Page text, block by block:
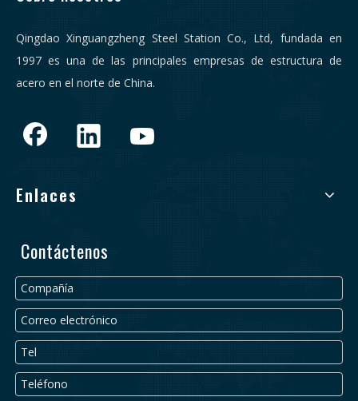
Qingdao Xinguangzheng Steel Station Co., Ltd, fundada en
1997 es una de las principales empresas de estructura de
acero en el norte de China.
Enlaces
Contáctenos